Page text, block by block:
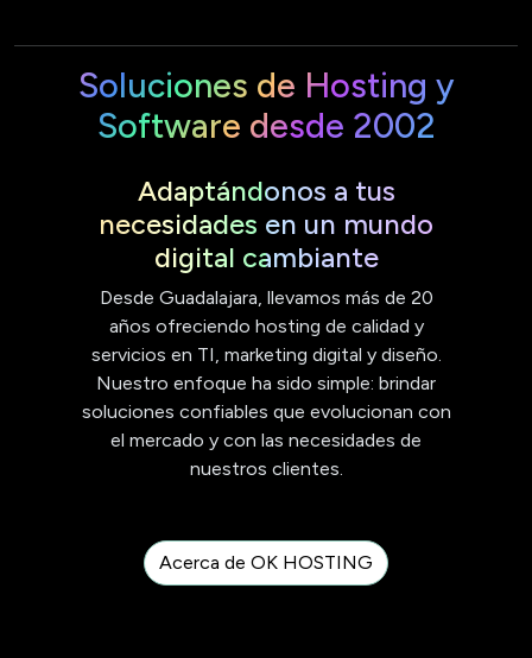
Soluciones de Hosting y
Software desde 2002
Adaptándonos a tus
necesidades en un mundo
digital cambiante
Desde Guadalajara, llevamos más de 20
años ofreciendo hosting de calidad y
servicios en TI, marketing digital y diseño.
Nuestro enfoque ha sido simple: brindar
soluciones confiables que evolucionan con
el mercado y con las necesidades de
nuestros clientes.
Acerca de OK HOSTING